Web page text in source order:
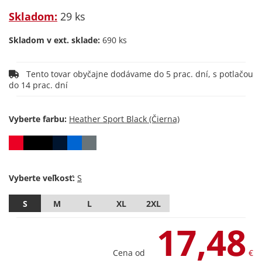
Skladom: 29 ks
Skladom v ext. sklade: 690 ks
do 14 prac. dní
Vyberte farbu:
Vyberte veľkosť:
S M L XL 2XL
Cena od 17,48 €